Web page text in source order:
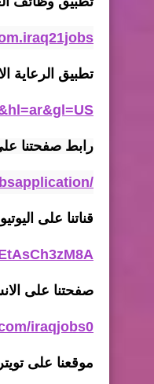
تطبيق الرعاية
رابط صفحتنا
قناتنا على
صفحتنا على
iraqjobs0/
موقعنا على تويتر